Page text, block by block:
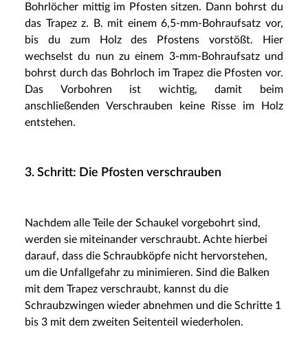
Bohrlöcher mittig im Pfosten sitzen. Dann bohrst du
das Trapez z. B. mit einem 6,5-mm-Bohraufsatz vor,
bis du zum Holz des Pfostens vorstößt. Hier
wechselst du nun zu einem 3-mm-Bohraufsatz und
bohrst durch das Bohrloch im Trapez die Pfosten vor.
Das Vorbohren ist wichtig, damit beim
anschließenden Verschrauben keine Risse im Holz
entstehen.
3. Schritt: Die Pfosten verschrauben
Nachdem alle Teile der Schaukel vorgebohrt sind,
werden sie miteinander verschraubt. Achte hierbei
darauf, dass die Schraubköpfe nicht hervorstehen,
um die Unfallgefahr zu minimieren. Sind die Balken
mit dem Trapez verschraubt, kannst du die
Schraubzwingen wieder abnehmen und die Schritte 1
bis 3 mit dem zweiten Seitenteil wiederholen.